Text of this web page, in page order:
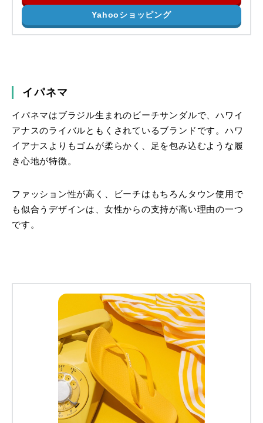
Yahooショッピング
イパネマ
イパネマはブラジル生まれのビーチサンダルで、ハワイ
アナスのライバルともくされているブランドです。ハワ
イアナスよりもゴムが柔らかく、足を包み込むような履
き心地が特徴。
ファッション性が高く、ビーチはもちろんタウン使用で
も似合うデザインは、女性からの支持が高い理由の一つ
です。